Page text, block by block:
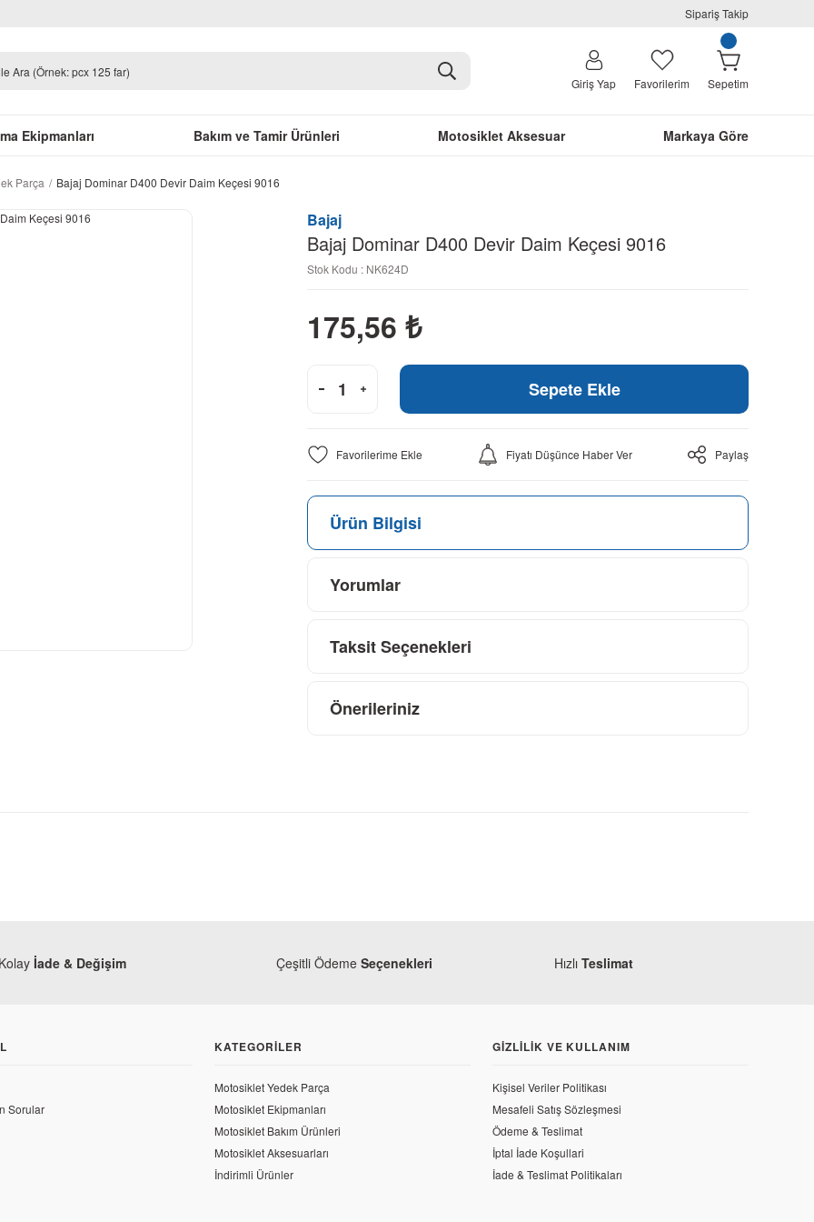
Sipariş Takip
Giriş Yap Favorilerim Sepetim
Ekipmanları Bakım ve Tamir Ürünleri Motosiklet Aksesuar Markaya Göre
Parça Bajaj Dominar D400 Devir Daim Keçesi 9016
Bajaj
Bajaj Dominar D400 Devir Daim Keçesi 9016
Stok Kodu : NK624D
175,56 ₺
Sepete Ekle
Fiyatı Düşünce Haber Ver Paylaş
Ürün Bilgisi
Yorumlar
Taksit Seçenekleri
Önerileriniz
Kolay İade & Değişim Çeşitli Ödeme Seçenekleri Hızlı Teslimat
Sorular
KATEGORILER
Motosiklet Yedek Parça
Motosiklet Ekipmanları
Motosiklet Bakım Ürünleri
Motosiklet Aksesuarları
İndirimli Ürünler
GIZLILIK VE KULLANIM
Kişisel Veriler Politikası
Mesafeli Satış Sözleşmesi
Ödeme & Teslimat
İptal İade Koşullari
İade & Teslimat Politikaları